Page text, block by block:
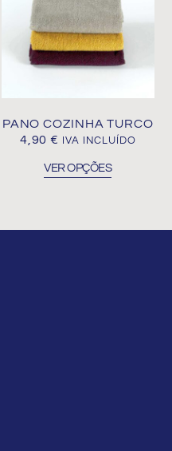
PANO COZINHA TURCO
4,90€ IVA INCLUÍDO
VER OPÇÕES
multiple
variants.
The
options
chosen
on
the